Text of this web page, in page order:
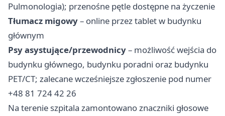
Pulmonologia); przenośne pętle dostępne na życzenie
Tłumacz migowy– online przez tablet w budynku
głównym
Psy asystujące/przewodnicy– możliwość wejścia do
budynku głównego, budynku poradni oraz budynku
PET/CT; zalecane wcześniejsze zgłoszenie pod numer
+48 81 724 42 26
Na terenie szpitala zamontowano znaczniki głosowe